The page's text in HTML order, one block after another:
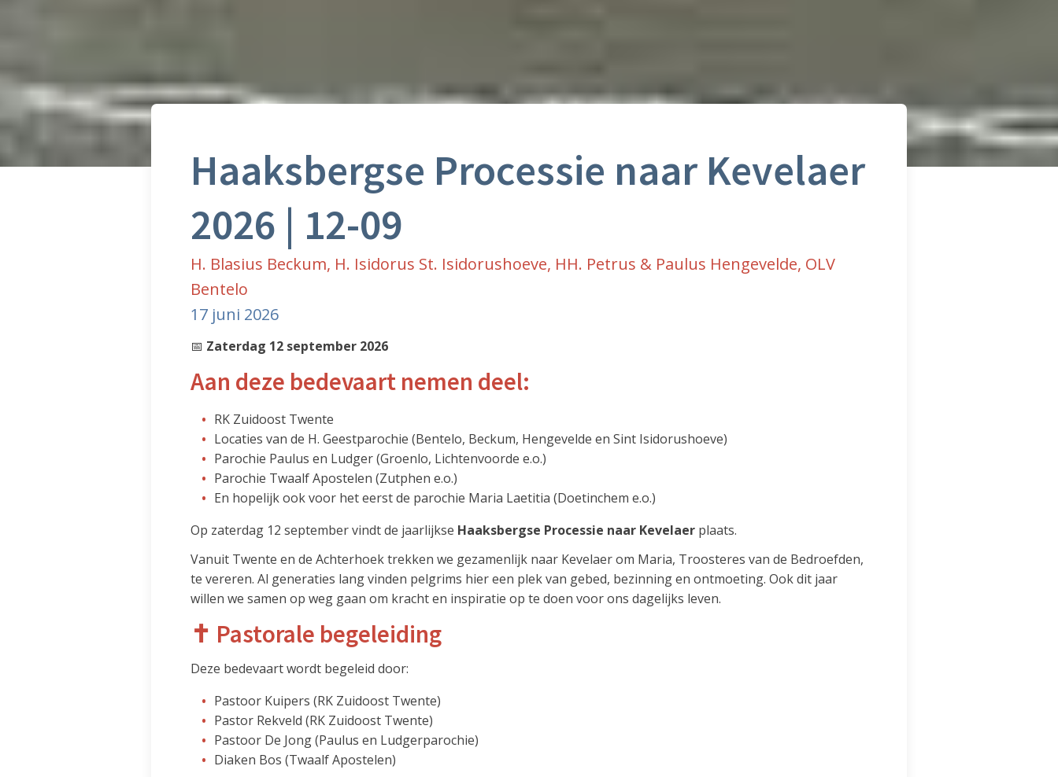
Haaksbergse Processie naar Kevelaer
2026 | 12-09
H. Blasius Beckum, H. Isidorus St. Isidorushoeve, HH. Petrus & Paulus Hengevelde, OLV
Bentelo
17 juni 2026
📅 Zaterdag 12 september 2026
Aan deze bedevaart nemen deel:
RK Zuidoost Twente
Locaties van de H. Geestparochie (Bentelo, Beckum, Hengevelde en Sint Isidorushoeve)
Parochie Paulus en Ludger (Groenlo, Lichtenvoorde e.o.)
Parochie Twaalf Apostelen (Zutphen e.o.)
En hopelijk ook voor het eerst de parochie Maria Laetitia (Doetinchem e.o.)
Op zaterdag 12 september vindt de jaarlijkse Haaksbergse Processie naar Kevelaer plaats.
Vanuit Twente en de Achterhoek trekken we gezamenlijk naar Kevelaer om Maria, Troosteres van de Bedroefden,
te vereren. Al generaties lang vinden pelgrims hier een plek van gebed, bezinning en ontmoeting. Ook dit jaar
willen we samen op weg gaan om kracht en inspiratie op te doen voor ons dagelijks leven.
✝️ Pastorale begeleiding
Deze bedevaart wordt begeleid door:
Pastoor Kuipers (RK Zuidoost Twente)
Pastor Rekveld (RK Zuidoost Twente)
Pastoor De Jong (Paulus en Ludgerparochie)
Diaken Bos (Twaalf Apostelen)